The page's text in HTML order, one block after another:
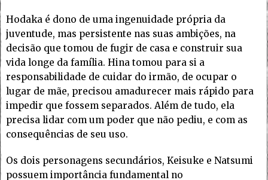
Hodaka é dono de uma ingenuidade própria da
juventude, mas persistente nas suas ambições, na
decisão que tomou de fugir de casa e construir sua
vida longe da família. Hina tomou para si a
responsabilidade de cuidar do irmão, de ocupar o
lugar de mãe, precisou amadurecer mais rápido para
impedir que fossem separados. Além de tudo, ela
precisa lidar com um poder que não pediu, e com as
consequências de seu uso.
Os dois personagens secundários, Keisuke e Natsumi
possuem importância fundamental no